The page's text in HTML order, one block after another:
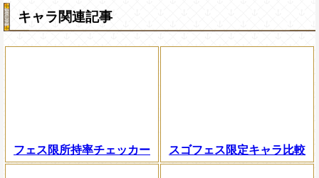
キャラ関連記事
フェス限所持率チェッカー スゴフェス限定キャラ比較